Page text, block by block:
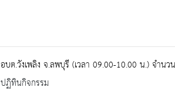
อบต.วังเพลิง จ.ลพบุรี (เวลา 09.00-10.00 น.) จำน
ปฏิทินกิจกรรม